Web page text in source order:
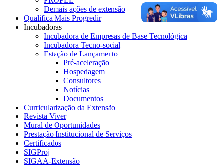
Demais ações de extensão
Qualifica Mais Progredir
Incubadoras
Incubadora de Empresas de Base Tecnológica
Incubadora Tecno-social
Estação de Lançamento
Pré-aceleração
Hospedagem
Consultores
Notícias
Documentos
Curricularização da Extensão
Revista Viver
Mural de Oportunidades
Prestação Institucional de Serviços
Certificados
SIGProj
SIGAA-Extensão